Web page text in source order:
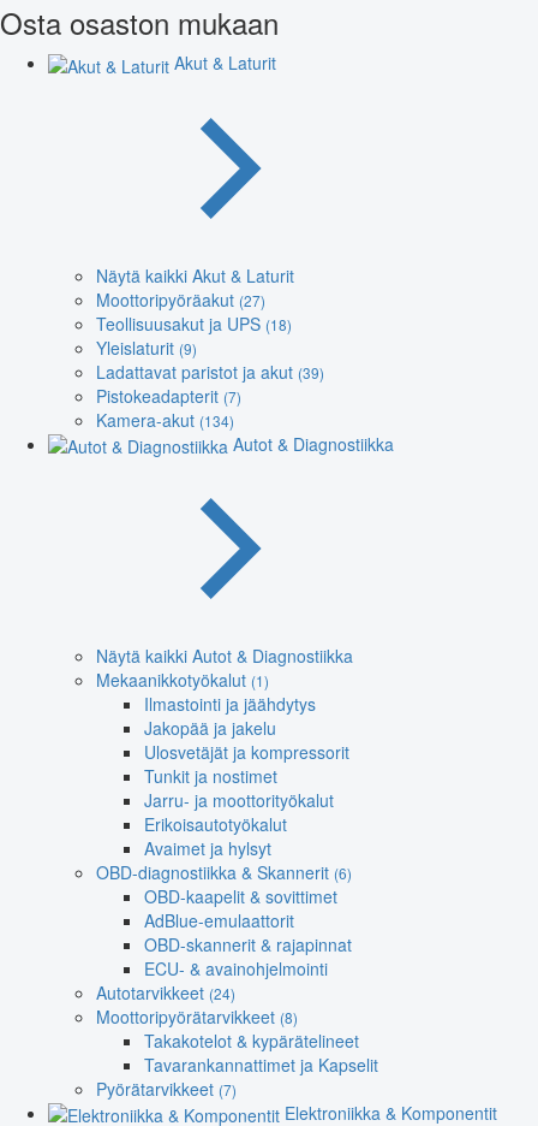
Osta osaston mukaan
Akut & Laturit
Näytä kaikki Akut & Laturit
Moottoripyöräakut (27)
Teollisuusakut ja UPS (18)
Yleislaturit (9)
Ladattavat paristot ja akut (39)
Pistokeadapterit (7)
Kamera-akut (134)
Autot & Diagnostiikka
Näytä kaikki Autot & Diagnostiikka
Mekaanikkotyökalut (1)
Ilmastointi ja jäähdytys
Jakopää ja jakelu
Ulosvetäjät ja kompressorit
Tunkit ja nostimet
Jarru- ja moottorityökalut
Erikoisautotyökalut
Avaimet ja hylsyt
OBD-diagnostiikka & Skannerit (6)
OBD-kaapelit & sovittimet
AdBlue-emulaattorit
OBD-skannerit & rajapinnat
ECU- & avainohjelmointi
Autotarvikkeet (24)
Moottoripyörätarvikkeet (8)
Takakotelot & kypärätelineet
Tavarankannattimet ja Kapselit
Pyörätarvikkeet (7)
Elektroniikka & Komponentit